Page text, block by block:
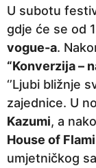
U subotu
gdje će se od
vogue-a.
“Konverzija –
‘’Ljubi bližnje
zajednice. U
Kazumi, a
House of
umjetničkog